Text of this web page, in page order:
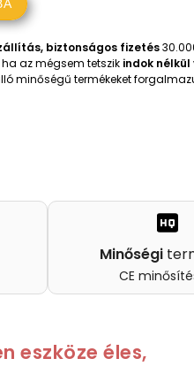
biztonságos fizetés
az mégsem tetszik indok
minőségű termékeket
Minőségi
CE
eszköze éles,